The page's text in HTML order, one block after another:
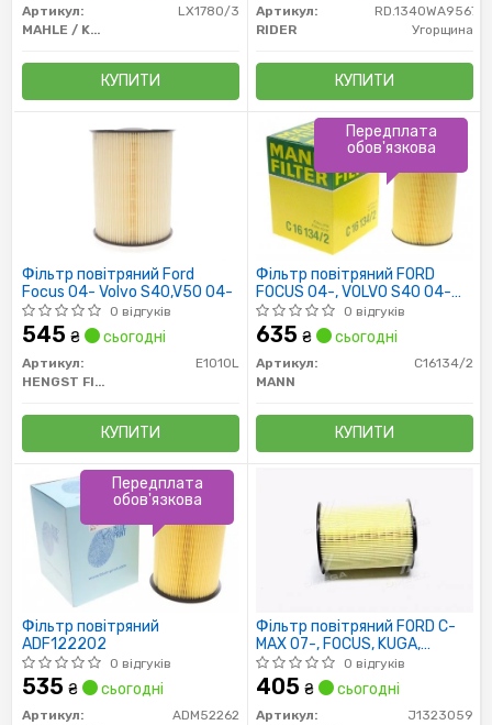
Артикул:
LX1780/3
MAHLE / KNECHT
КУПИТИ
Артикул:
RD.1340WA9567
RIDER
Угорщина
КУПИТИ
Фільтр повітряний Ford
Focus 04- Volvo S40,V50 04-
0 відгуків
545 ₴ сьогодні
Артикул:
E1010L
HENGST FILTER
КУПИТИ
Фільтр повітряний FORD
FOCUS 04-, VOLVO S40 04-
(пр-во MANN)0 відгуків
635 ₴ сьогодні
Артикул:
C16134/2
MANN
КУПИТИ
Передплата
обов'язкова
Фільтр повітряний
ADF122202
0 відгуків
535 ₴ сьогодні
Артикул:
ADM52262
Передплата
обов'язкова
Фільтр повітряний FORD C-
MAX 07-, FOCUS, KUGA,
MAZDA 3, MAZDA 5 (вир-во
Jakoparts)
0 відгуків
405 ₴ сьогодні
Артикул:
J1323059